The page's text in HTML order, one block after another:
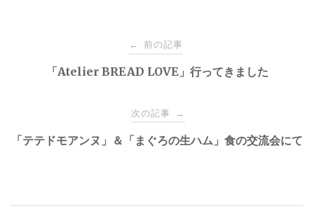
navigation
← 前の記事
「Atelier BREAD LOVE」行ってきました
次の記事 →
「テテドモアンヌ」＆「まぐろの生ハム」食の交流会にて